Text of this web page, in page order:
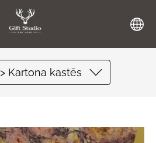
Komplekti > Kartona kastēs